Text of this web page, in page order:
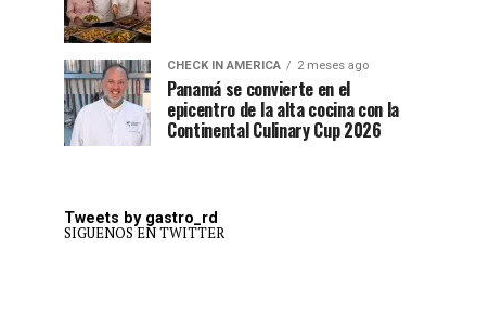
CHECK IN AMERICA 2 meses ago
Panamá se convierte en el
epicentro de la alta cocina con la
Continental Culinary Cup 2026
Tweets by gastro_rd
SIGUENOS EN TWITTER